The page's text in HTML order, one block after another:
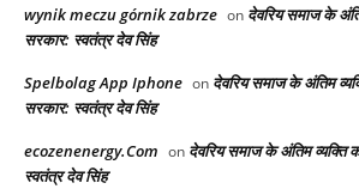
wynik meczu górnik zabrze on देवरिय समाज के
सरकार: स्वतंत्र देव सिंह
Spelbolag App Iphone on देवरिय समाज के अंतिम
सरकार: स्वतंत्र देव सिंह
ecozenenergy.Com on देवरिय समाज के अंतिम व्यक्ति
स्वतंत्र देव सिंह